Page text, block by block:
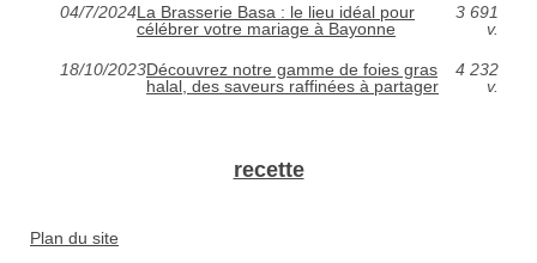
04/7/2024La Brasserie Basa : le lieu idéal pour
célébrer votre mariage à Bayonne
3 691
v.
18/10/2023Découvrez notre gamme de foies gras
halal, des saveurs raffinées à partager
4 232
v.
recette
Plan du site